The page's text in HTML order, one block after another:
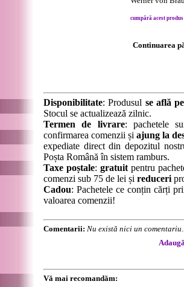
cumpără acest produs
Continuarea
Disponibilitate: Produsul se află
Stocul se actualizează zilnic.
Termen de livrare: pachetele
confirmarea comenzii șiajung la
expediate direct din depozitul
Poșta Română în sistem ramburs.
Taxe poștale: gratuitpentru
comenzi sub 75 de lei și reduceri
Cadou: Pachetele ce conțin cărți
valoarea comenzii!
Comentarii: Nu există nici un
Vă mai recomandăm: